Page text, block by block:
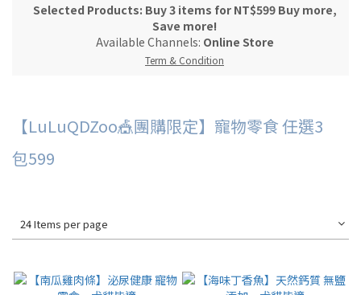
Selected Products: Buy 3 items for NT$599 Buy more,
Save more!
Available Channels: Online Store
Term & Condition
【LuLuQDZoo🎪團購限定】寵物零食 任選3
包599
24 Items per page